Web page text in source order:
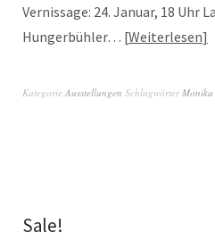
Vernissage: 24. Januar, 18 Uhr
Hungerbühler… Weiterlesen
Kategorie Ausstellungen Schlagwörter
Sale!